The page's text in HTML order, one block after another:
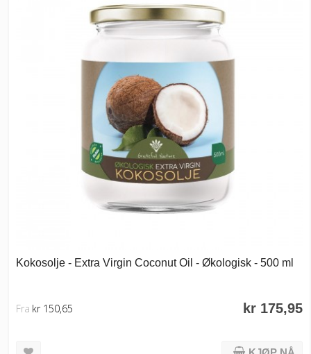
Kokosolje - Extra Virgin Coconut Oil - Økologisk - 500 ml
kr 175,95
Fra kr 150,65